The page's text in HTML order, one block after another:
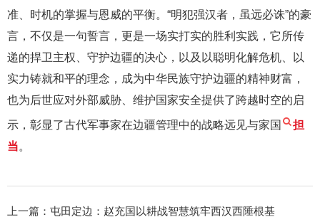
准、时机的掌握与恩威的平衡。“明犯强汉者，虽远必诛”的豪
言，不仅是一句誓言，更是一场实打实的胜利实践，它所传
递的捍卫主权、守护边疆的决心，以及以聪明化解危机、以
实力铸就和平的理念，成为中华民族守护边疆的精神财富，
也为后世应对外部威胁、维护国家安全提供了跨越时空的启
示，彰显了古代军事家在边疆管理中的战略远见与家国
担
当。
上一篇： 屯田定边：赵充国以耕战智慧筑牢西汉西陲根基